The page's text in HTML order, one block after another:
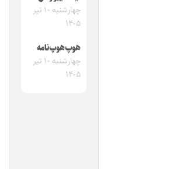
چهارشنبه ۱۰ تیر
۱۴۰۵
هوپ‌هوپ‌نامه
چهارشنبه ۱۰ تیر
۱۴۰۵